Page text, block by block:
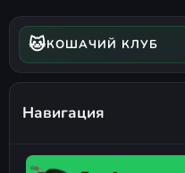
🐱КОШАЧИЙ КЛУБ
Навигация